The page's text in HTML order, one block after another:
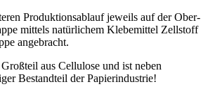
Produktionsablauf jeweils auf der Ober-
mittels natürlichem Klebemittel Zellstoff
angebracht.
aus Cellulose und ist neben
Bestandteil der Papierindustrie!